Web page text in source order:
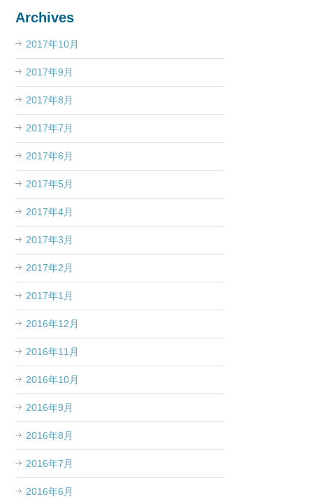
Archives
2017年10月
2017年9月
2017年8月
2017年7月
2017年6月
2017年5月
2017年4月
2017年3月
2017年2月
2017年1月
2016年12月
2016年11月
2016年10月
2016年9月
2016年8月
2016年7月
2016年6月